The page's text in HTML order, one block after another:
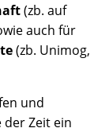
(zb. auf
auch für
(zb. Unimog,
und
Zeit ein